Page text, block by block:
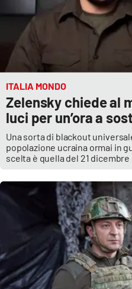
ITALIA MONDO
Zelensky chiede al
luci per un’ora a
Una sorta di blackout
popolazione ucraina ormai in
scelta è quella del 21 dicembre